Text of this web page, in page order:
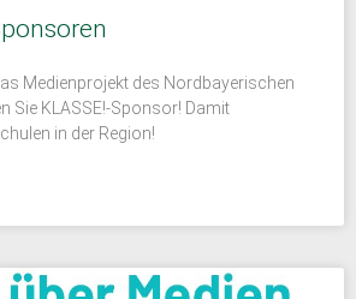
Medienprojekt des Nordbayerischen
Sie KLASSE!-Sponsor! Damit
in der Region!